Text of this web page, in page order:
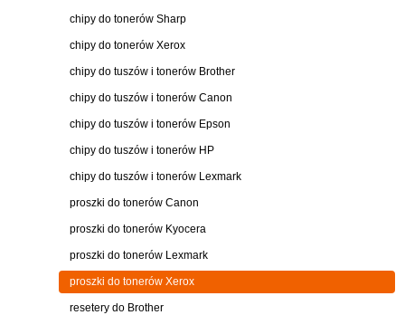
chipy do tonerów Sharp
chipy do tonerów Xerox
chipy do tuszów i tonerów Brother
chipy do tuszów i tonerów Canon
chipy do tuszów i tonerów Epson
chipy do tuszów i tonerów HP
chipy do tuszów i tonerów Lexmark
proszki do tonerów Canon
proszki do tonerów Kyocera
proszki do tonerów Lexmark
proszki do tonerów Xerox
resetery do Brother